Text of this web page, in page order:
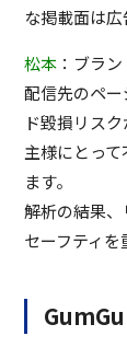
な掲載面は
松本 ：ブラ
配信先のペ
ド毀損リス
主様にとっ
ます。
解析の結果
セーフティを